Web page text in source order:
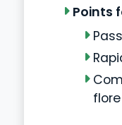
Points